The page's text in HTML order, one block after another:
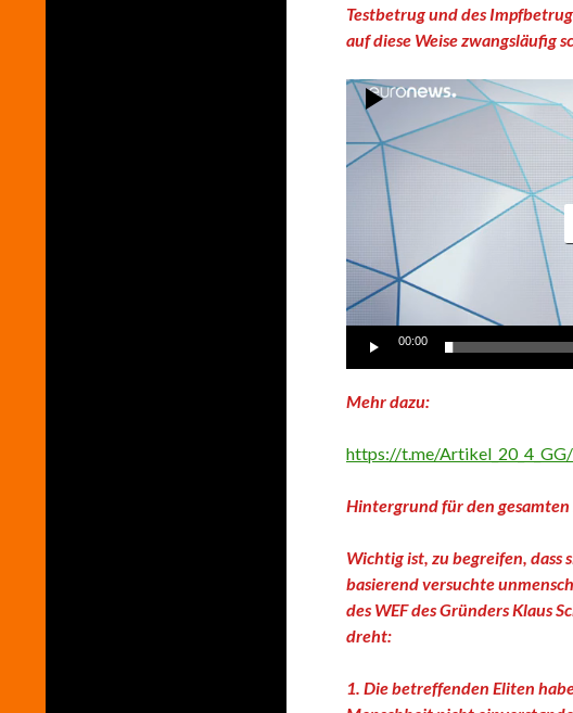
Testbetrug und des
auf diese Weise zwangsläufig
Video-
Player
00:00
Mehr dazu:
https://t.me/
Hintergrund für den
Wichtig ist, zu begreifen, dass
basierend versuchte
des WEF des Gründers Klaus
dreht:
1. Die betreffenden Eliten